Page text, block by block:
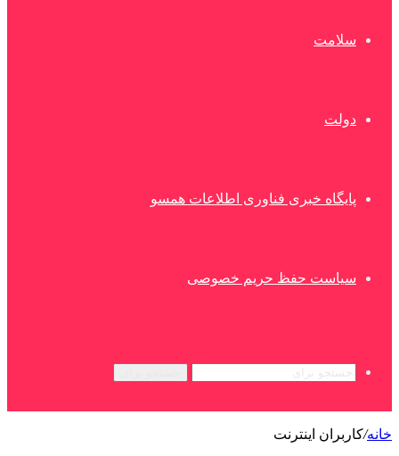
سلامت
دولت
پایگاه خبری فناوری اطلاعات همسو
سیاست حفظ حریم خصوصی
خانه/کاربران اینترنت